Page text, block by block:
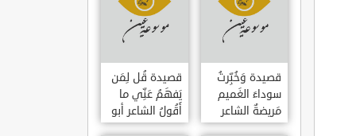
قصيدة وَخُبِّرتُ
سوداءَ الغَميم
مَريضةٌ الشاعر
العوام بن عقبة
قصيدة قُل لِمَن
يَفهَمُ عَنِّي ما
أَقُولُ الشاعر أبو
حامد الغزالي